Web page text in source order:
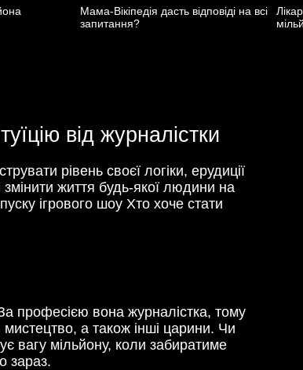
Мама-Вікіпедія дасть відповіді на всі
запитання?
від журналістки
рівень своєї логіки, ерудиції
життя будь-якої людини на
ігрового шоу Хто хоче стати
професією вона журналістка, тому
мистецтво, а також інші царини. Чи
вагу мільйону, коли забиратиме
зараз.